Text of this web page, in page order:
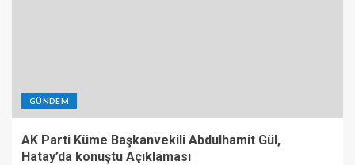
GÜNDEM
AK Parti Küme Başkanvekili Abdulhamit Gül,
Hatay’da konuştu Açıklaması